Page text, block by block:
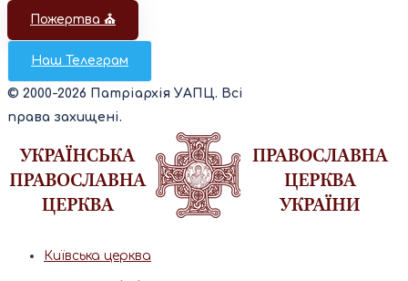
Пожертва ⛪️
Наш Телеграм
© 2000-2026 Патріархія УАПЦ. Всі
права захищені.
Київська церква